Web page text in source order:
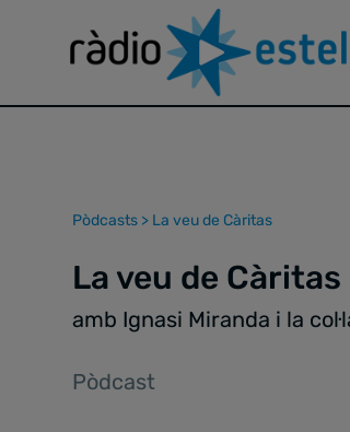
Pòdcasts > La veu de Càritas
La veu de Càritas
amb Ignasi Miranda i la
Pòdcast